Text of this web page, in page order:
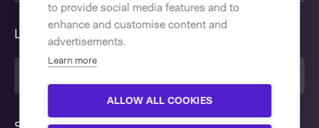
to provide social media features and to
enhance and customise content and
advertisements.
Learn more
ALLOW ALL COOKIES
Lingua